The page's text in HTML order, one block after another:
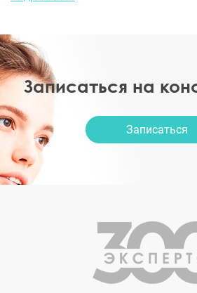
Записаться на
Записаться